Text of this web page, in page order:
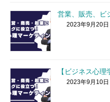
営業、販売、ビ
2023年9月20日
【ビジネス心
2023年9月10日